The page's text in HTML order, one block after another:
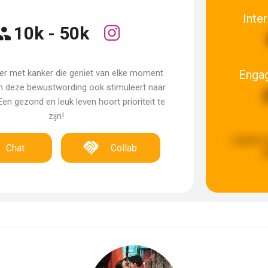
10k - 50k
met kanker die geniet van elke moment
deze bewustwording ook stimuleert naar
gezond en leuk leven hoort prioriteit te
zijn!
Chat Collab